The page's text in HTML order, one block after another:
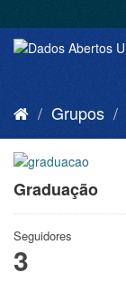
Grupos
Graduação
Seguidores
3